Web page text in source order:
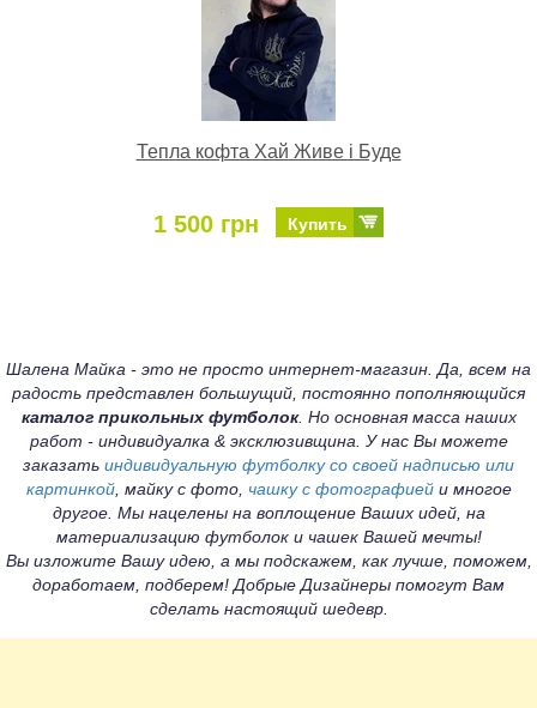
Тепла кофта Хай Живе і Буде
1 500 грн Купить
Шалена Майка - это не просто интернет-магазин. Да, всем на
радость представлен большущий, постоянно пополняющийся
каталог прикольных футболок. Но основная масса наших
работ - индивидуалка & эксклюзивщина. У нас Вы можете
заказать индивидуальную футболку со своей надписью или
картинкой, майку с фото, чашку с фотографиейи многое
другое. Мы нацелены на воплощение Ваших идей, на
материализацию футболок и чашек Вашей мечты!
Вы изложите Вашу идею, а мы подскажем, как лучше, поможем,
доработаем, подберем! Добрые Дизайнеры помогут Вам
сделать настоящий шедевр.